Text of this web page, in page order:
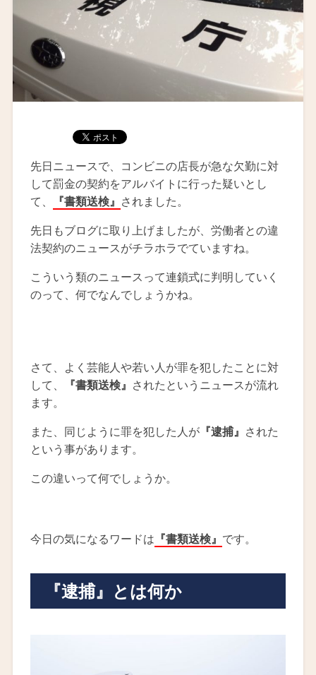
先日ニュースで、コンビニの店長が急な欠勤に対
して罰金の契約をアルバイトに行った疑いとし
て、
『書類送検』 されました。
先日もブログに取り上げましたが、労働者との違
法契約のニュースがチラホラでていますね。
こういう類のニュースって連鎖式に判明していく
のって、何でなんでしょうかね。
さて、よく芸能人や若い人が罪を犯したことに対
して、
『書類送検』 されたというニュースが流れ
ます。
また、同じように罪を犯した人が『逮捕』 された
という事があります。
この違いって何でしょうか。
今日の気になるワードは 『書類送検』 です。
『逮捕』とは何か